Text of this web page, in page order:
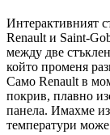
Интерактивният
Renault и Saint-
между две
който променя
Само Renault в
покрив, плавно
панела. Имахме
температури